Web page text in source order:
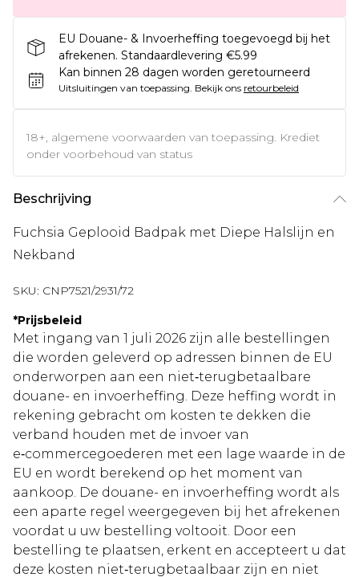
EU Douane- & Invoerheffing toegevoegd bij het
afrekenen. Standaardlevering €5.99
Kan binnen 28 dagen worden geretourneerd
Uitsluitingen van toepassing. Bekijk ons retourbeleid
18+, algemene voorwaarden van toepassing. Krediet
onder voorbehoud van status
Beschrijving
Fuchsia Geplooid Badpak met Diepe Halslijn en
Nekband
SKU: CNP7521/2931/72
*Prijsbeleid
Met ingang van 1 juli 2026 zijn alle bestellingen
die worden geleverd op adressen binnen de EU
onderworpen aan een niet‑terugbetaalbare
douane- en invoerheffing. Deze heffing wordt in
rekening gebracht om kosten te dekken die
verband houden met de invoer van
e‑commercegoederen met een lage waarde in de
EU en wordt berekend op het moment van
aankoop. De douane- en invoerheffing wordt als
een aparte regel weergegeven bij het afrekenen
voordat u uw bestelling voltooit. Door een
bestelling te plaatsen, erkent en accepteert u dat
deze kosten niet‑terugbetaalbaar zijn en niet